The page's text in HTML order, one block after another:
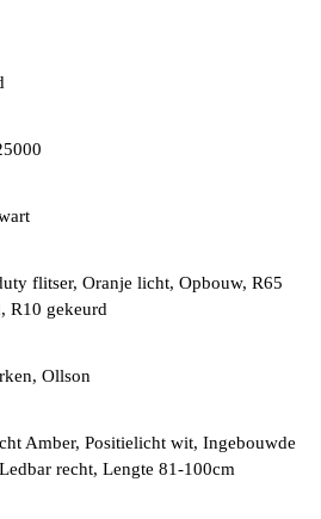
flitser, Oranje licht, Opbouw, R65
R10 gekeurd
Ollson
Amber, Positielicht wit, Ingebouwde
recht, Lengte 81-100cm